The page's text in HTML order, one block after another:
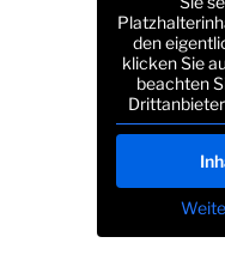
den
klicken Sie
beachten